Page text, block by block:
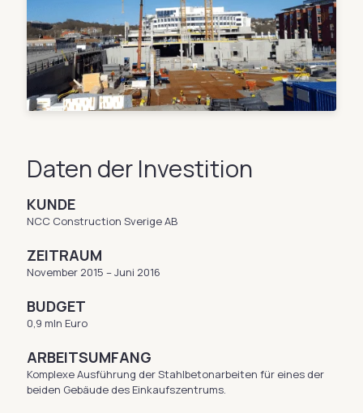
Daten der Investition
KUNDE
NCC Construction Sverige AB
ZEITRAUM
November 2015 – Juni 2016
BUDGET
0,9 mln Euro
ARBEITSUMFANG
Komplexe Ausführung der Stahlbetonarbeiten für eines der
beiden Gebäude des Einkaufszentrums.